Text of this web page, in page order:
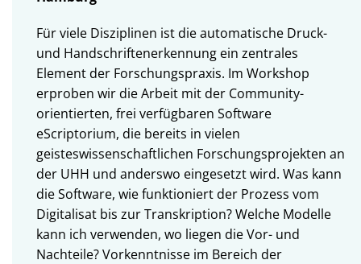
Für viele Disziplinen ist die automatische Druck-
und Handschriftenerkennung ein zentrales
Element der Forschungspraxis. Im Workshop
erproben wir die Arbeit mit der Community-
orientierten, frei verfügbaren Software
eScriptorium, die bereits in vielen
geisteswissenschaftlichen Forschungsprojekten an
der UHH und anderswo eingesetzt wird. Was kann
die Software, wie funktioniert der Prozess vom
Digitalisat bis zur Transkription? Welche Modelle
kann ich verwenden, wo liegen die Vor- und
Nachteile? Vorkenntnisse im Bereich der